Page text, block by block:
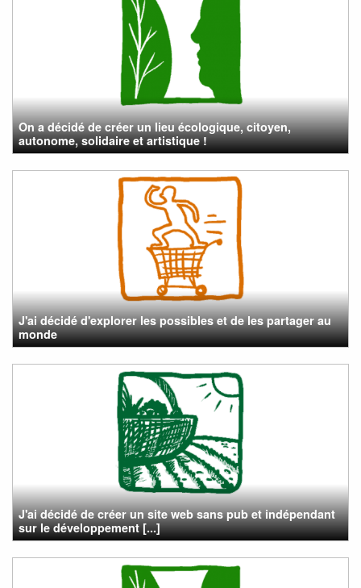
On a décidé de créer un lieu écologique, citoyen,
autonome, solidaire et artistique !
J'ai décidé d'explorer les possibles et de les partager au
monde
J'ai décidé de créer un site web sans pub et indépendant
sur le développement [...]